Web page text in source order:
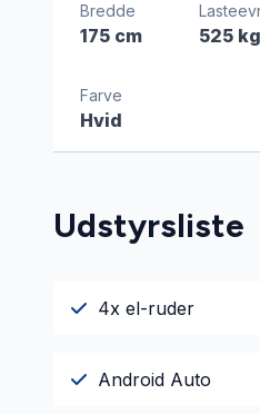
Bredde
175 cm 525 kg
Farve
Hvid
Udstyrsliste
4x el-ruder
Android Auto